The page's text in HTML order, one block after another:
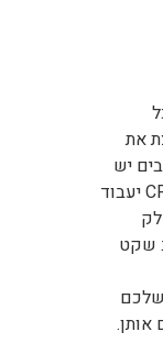
את
יש
תוכנה לניהול ביצועים שבעזרתה אתם יכולים לשלוט במהירות של המאווררים, ואפילו לקבוע אם ה-CPU יעבוד
שקט
שלכם
אותן.